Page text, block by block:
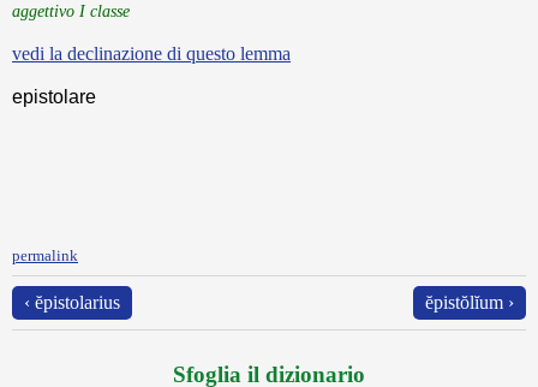
aggettivo I classe
vedi la declinazione di questo lemma
epistolare
permalink
‹ ĕpistolarius ĕpistŏlĭum ›
Sfoglia il dizionario